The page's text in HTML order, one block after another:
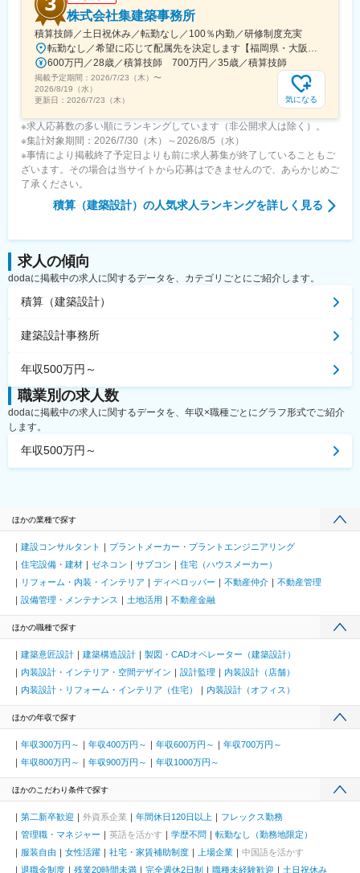
株式会社集建築事務所
積算技師／土日祝休み／転勤なし／100％内勤／研修制度充実
600万円／28歳／積算技師 700万円／35歳／積算技師
掲載予定期間： 2026/7/23（木） 〜
2026/8/19（水）
更新日： 2026/7/23（木） 気になる
※求人応募数の多い順にランキングしています（非公開求人は除く）。
※集計対象期間：2026/7/30（木）～2026/8/5（水）
※事情により掲載終了予定日よりも前に求人募集が終了していることもご
ざいます。その場合は当サイトから応募はできませんので、あらかじめご
了承ください。
積算（建築設計） の人気求人ランキングを詳しく見る
求人の傾向
dodaに掲載中の求人に関するデータを、カテゴリごとにご紹介します。
積算（建築設計）
建築設計事務所
年収500万円～
職業別の求人数
dodaに掲載中の求人に関するデータを、年収×職種ごとにグラフ形式でご紹介
します。
年収500万円～
ほかの業種で探す
建設コンサルタント
プラントメーカー・プラントエンジニアリング
住宅設備・建材
ゼネコン サブコン
住宅（ハウスメーカー）
リフォーム・内装・インテリア
ディベロッパー 不動産仲介
不動産管理
設備管理・メンテナンス
土地活用 不動産金融
ほかの職種で探す
建築意匠設計 建築構造設計
製図・CADオペレーター（建築設計）
内装設計・インテリア・空間デザイン
設計監理
内装設計（店舗）
内装設計・リフォーム・インテリア（住宅）
内装設計（オフィス）
ほかの年収で探す
年収300万円～ 年収400万円～ 年収600万円～
年収700万円～
年収800万円～
年収900万円～ 年収1000万円～
ほかのこだわり条件で探す
第二新卒歓迎 外資系企業 年間休日120日以上
フレックス勤務
管理職・マネジャー
英語を活かす 学歴不問
転勤なし（勤務地限定）
服装自由
女性活躍 社宅・家賃補助制度 上場企業
中国語を活かす
退職金制度
残業20時間未満 完全週休2日制 職種未経験歓迎 土日祝休み